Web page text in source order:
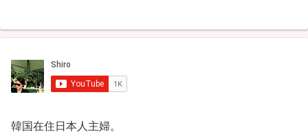
韓国在住日本人主婦。